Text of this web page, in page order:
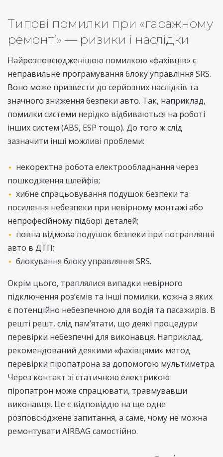
Типові помилки при «гаражному
ремонті» — ризики і наслідки
Найрозповсюдженішою помилкою «фахівців» є
неправильне програмування блоку управління SRS.
Воно може призвести до серйозних наслідків та
значного зниження безпеки авто. Так, наприклад,
помилки системи нерідко відбиваються на роботі
інших систем (ABS, ESP тощо). До того ж слід
зазначити інші можливі проблеми:
некоректна робота електрообладнання через
пошкодження шлейфів;
хибне спрацьовування подушок безпеки та
посилення небезпеки при невірному монтажі або
непрофесійному підборі деталей;
повна відмова подушок безпеки при потраплянні
авто в ДТП;
блокування блоку управляння SRS.
Окрім цього, траплялися випадки невірного
підключення роз’ємів та інші помилки, кожна з яких
є потенційно небезпечною для водія та пасажирів. В
решті решт, слід пам’ятати, що деякі процедури
перевірки небезпечні для виконавця. Наприклад,
рекомендований деякими «фахівцями» метод
перевірки піропатрона за допомогою мультиметра.
Через контакт зі статичною електрикою
піропатрон може спрацювати, травмувавши
виконавця. Це є відповіддю на ще одне
розповсюджене запитання, а саме, чому не можна
ремонтувати AIRBAG самостійно.